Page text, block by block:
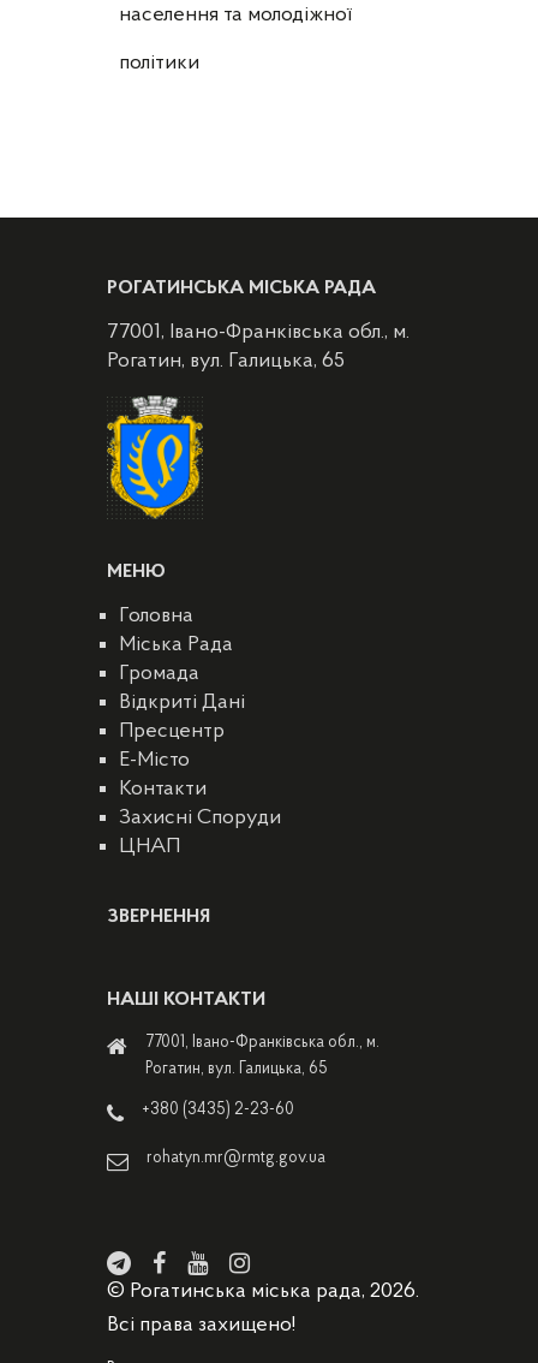
населення та молодіжної
політики
РОГАТИНСЬКА МІСЬКА РАДА
77001, Івано-Франківська обл., м.
Рогатин, вул. Галицька, 65
МЕНЮ
Головна
Міська Рада
Громада
Відкриті Дані
Пресцентр
E-Місто
Контакти
Захисні Споруди
ЦНАП
ЗВЕРНЕННЯ
НАШІ КОНТАКТИ
77001, Івано-Франківська обл., м.
Рогатин, вул. Галицька, 65
+380 (3435) 2-23-60
rohatyn.mr@rmtg.gov.ua
© Рогатинська міська рада, 2026.
Всі права захищено!